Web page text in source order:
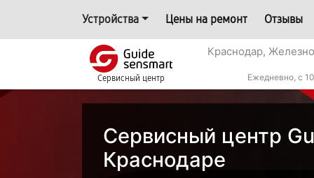
Устройства Цены на ремонт Отзывы
Сервисный центр
Краснодар,
Ежедневно, с
Сервисный центр
Краснодаре